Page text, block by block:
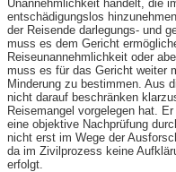
Unannehmlichkeit handelt, die
entschädigungslos
der Reisende darlegungs- und
muss es dem Gericht
Reiseunannehmlichkeit oder
muss es für das Gericht weiter
Minderung zu bestimmen. Aus
nicht darauf beschränken
Reisemangel vorgelegen hat.
eine objektive Nachprüfung
nicht erst im Wege der
da im Zivilprozess keine
erfolgt.